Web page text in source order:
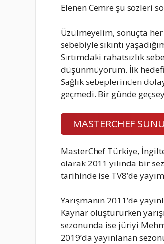
Elenen Cemre şu sözleri
Üzülmeyelim, sonuçta her
sebebiyle sıkıntı
Sırtımdaki rahatsızlık
düşünmüyorum. İlk
Sağlık sebeplerinden
geçmedi. Bir günde
MASTERCHEF
MasterChef Türkiye,
olarak 2011 yılında bir
tarihinde ise TV8’de
Yarışmanın 2011’de
Kaynar oluştururken
sezonunda ise jüriyi
2019’da yayınlanan